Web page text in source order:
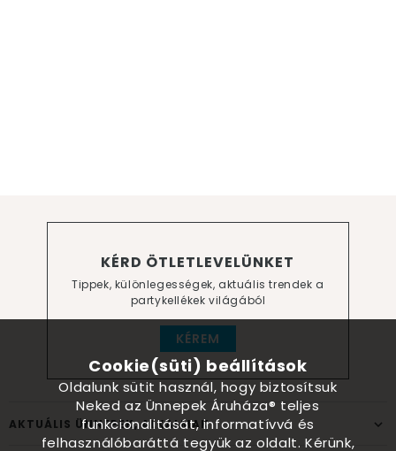
KÉRD ÖTLETLEVELÜNKET
Tippek, különlegességek, aktuális trendek a
partykellékek világából
KÉREM
AKTUÁLIS ÜNNEPEK, ALKALMAK
Cookie(süti) beállítások
Oldalunk sütit használ, hogy biztosítsuk
Neked az Ünnepek Áruháza® teljes
funkcionalitását, informatívvá és
felhasználóbaráttá tegyük az oldalt. Kérünk,